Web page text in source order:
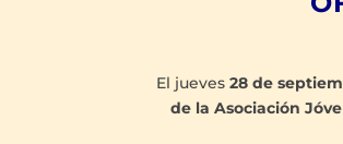
El jueves 28 de
de la Asociación